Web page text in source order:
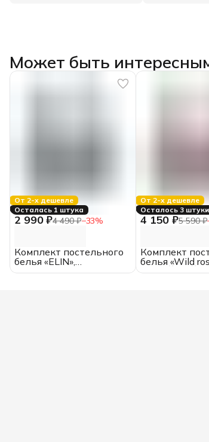
Может быть
От 2-х дешевле
Осталась 1 штука
2 990 ₽4 490 ₽−33%
Комплект постельного
белья «ELIN»,
полутороспальный,
От 2-х дешевле
Осталось 3 штуки
4 150 ₽5 590 ₽
Комплект
белья «Wild
СЕМЕЙНЫЙ,